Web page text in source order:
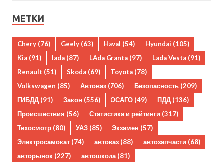
МЕТКИ
Chery (76) Geely (63) Haval (54) Hyundai (105)
Kia (91) lada (87) LAda Granta (97) Lada Vesta (91)
Renault (51) Skoda (69) Toyota (78)
Volkswagen (85) Автоваз (706) Безопасность (209)
ГИБДД (91) Закон (556) ОСАГО (49) ПДД (136)
Происшествия (56) Статистика и рейтинги (317)
Техосмотр (80) УАЗ (85) Экзамен (57)
Электросамокат (74) автоваз (88) автозапчасти (68)
авторынок (227) автошкола(81)